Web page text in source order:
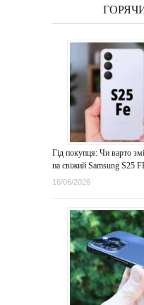
Гід покупця: Чи варто
на свіжий Samsung S25
16/06/2026